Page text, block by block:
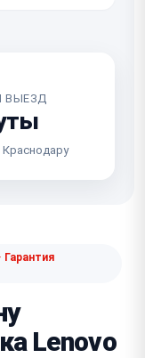
ВЫЕЗД
Краснодару
Lenovo